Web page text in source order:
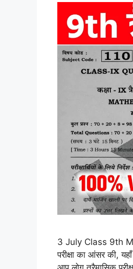
3 July Class 9th
परीक्षा का आंसर की,